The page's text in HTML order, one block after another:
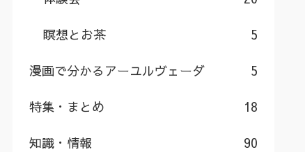
瞑想とお茶 5
漫画で分かるアーユルヴェーダ 5
特集・まとめ 18
知識・情報 90